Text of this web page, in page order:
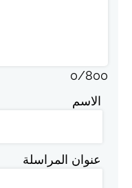
0/800
الاسم
عنوان المراسلة